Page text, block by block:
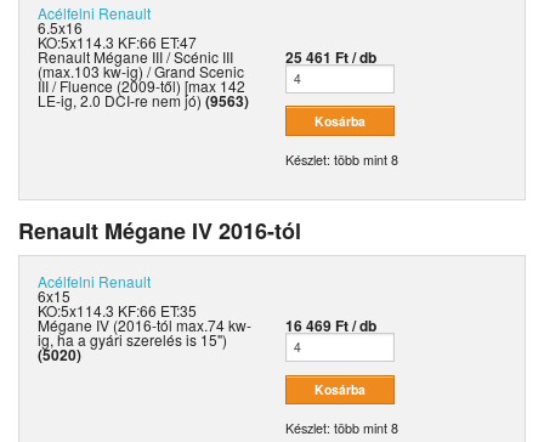
Acélfelni Renault
6.5x16
KO:5x114.3 KF:66 ET:47
Renault Mégane III / Scénic III
(max.103 kw-ig) / Grand Scenic
III / Fluence (2009-től) [max 142
LE-ig, 2.0 DCI-re nem jó) (9563)
25 461 Ft / db
Készlet: több mint 8
Renault Mégane IV 2016-tól
Acélfelni Renault
6x15
KO:5x114.3 KF:66 ET:35
Mégane IV (2016-tól max.74 kw-
ig, ha a gyári szerelés is 15")
(5020)
16 469 Ft / db
Készlet: több mint 8